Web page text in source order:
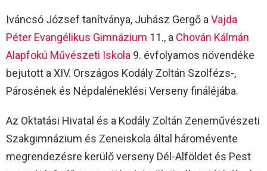
Iváncsó József tanítványa, Juhász Gergő a Vajda
Péter Evangélikus Gimnázium 11., a Chován Kálmán
Alapfokú Művészeti Iskola 9. évfolyamos növendéke
bejutott a XIV. Országos Kodály Zoltán Szolfézs-,
Párosének és Népdaléneklési Verseny fináléjába.
Az Oktatási Hivatal és a Kodály Zoltán Zeneművészeti
Szakgimnázium és Zeneiskola által háromévente
megrendezésre kerülő verseny Dél-Alföldet és Pest